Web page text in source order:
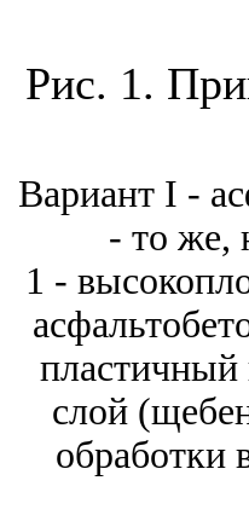
Рис. 1.
Вариант I -
- то же,
1 -
пластичный
слой
обработки